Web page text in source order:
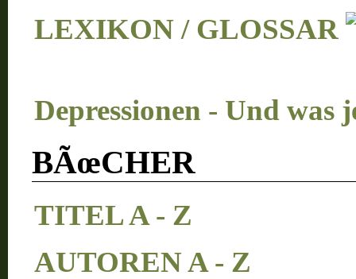
LEXIKON / GLOSSAR
Depressionen - Und was
BÃœCHER
TITEL A - Z
AUTOREN A - Z